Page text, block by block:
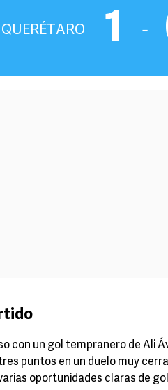
QUERÉTARO 1 ‒
con un gol tempranero de Ali
puntos en un duelo muy
oportunidades claras de